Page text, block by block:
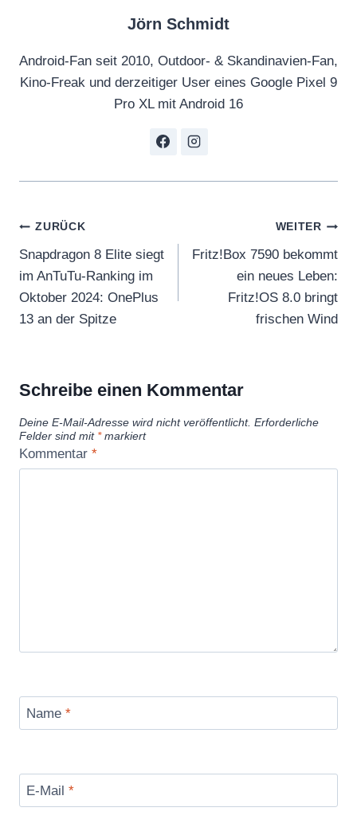
Jörn Schmidt
Android-Fan seit 2010, Outdoor- & Skandinavien-Fan,
Kino-Freak und derzeitiger User eines Google Pixel 9
Pro XL mit Android 16
Beitragsnavigation
ZURÜCK
Snapdragon 8 Elite siegt
im AnTuTu-Ranking im
Oktober 2024: OnePlus
13 an der Spitze
WEITER
Fritz!Box 7590 bekommt
ein neues Leben:
Fritz!OS 8.0 bringt
frischen Wind
Schreibe einen Kommentar
Deine E-Mail-Adresse wird nicht veröffentlicht. Erforderliche
Felder sind mit *markiert
Kommentar *
Name *
E-Mail *